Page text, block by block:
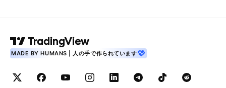
MADE BY HUMANS | 人の手で作られています